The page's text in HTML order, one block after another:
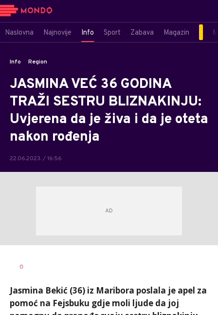
Naslovna Najnovije Info Sport Zabava Magazin
Info Region
JASMINA VEĆ 36 GODINA
TRAŽI SESTRU BLIZNAKINJU:
Uvjerena da je živa i da je oteta
nakon rođenja
22.06.2023. / 16:56
AUTOR
0
Jasmina Bekić (36) iz Maribora poslala je apel za
pomoć na Fejsbuku gdje moli ljude da joj